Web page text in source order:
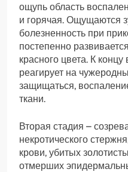
ощупь область
и горячая. Ощущаются
болезненность при
постепенно
красного цвета. К
реагирует на
защищаться,
ткани.
Вторая стадия –
некротического
крови, убитых
отмерших